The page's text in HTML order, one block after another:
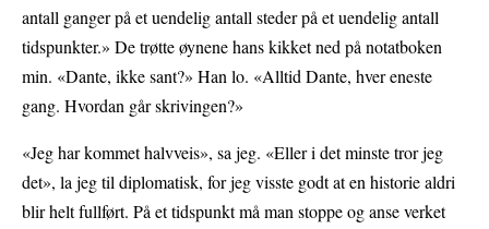
antall ganger på et uendelig antall steder på et uendelig antall
tidspunkter.» De trøtte øynene hans kikket ned på notatboken
min. «Dante, ikke sant?» Han lo. «Alltid Dante, hver eneste
gang. Hvordan går skrivingen?»
«Jeg har kommet halvveis», sa jeg. «Eller i det minste tror jeg
det», la jeg til diplomatisk, for jeg visste godt at en historie aldri
blir helt fullført. På et tidspunkt må man stoppe og anse verket